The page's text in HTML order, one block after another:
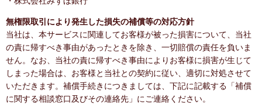
無権限取引により発生した損失の補償等の対応方針
当社は、本サービスに関連してお客様が被った損害について、当社
の責に帰すべき事由があったときを除き、一切賠償の責任を負いま
せん。なお、当社の責に帰すべき事由によりお客様に損害が生じて
しまった場合は、お客様と当社との契約に従い、適切に対処させて
いただきます。補償手続きにつきましては、下記に記載する「補償
に関する相談窓口及びその連絡先」にご連絡ください。